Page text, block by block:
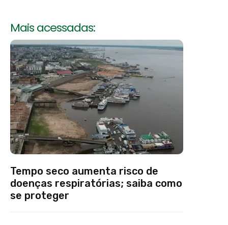
Mais acessadas:
Tempo seco aumenta risco de
doenças respiratórias; saiba como
se proteger